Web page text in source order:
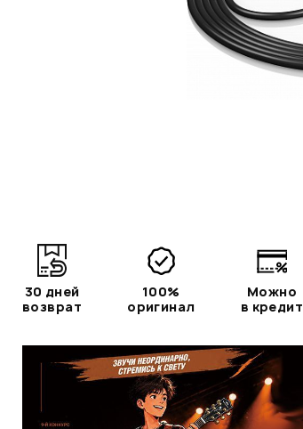
30 дней
возврат
100%
оригинал
Можно
в кредит